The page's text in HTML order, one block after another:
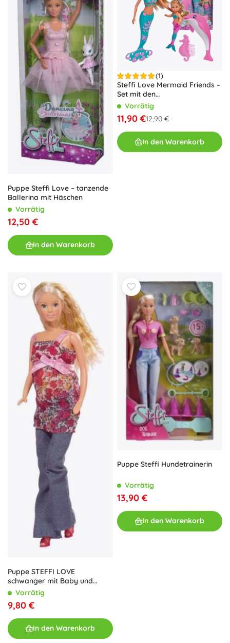
Puppe Steffi Love – tanzende
Ballerina mit Häschen
Vorrätig
12,50 €
In den Warenkorb
(1)
Steffi Love Mermaid Friends –
Set mit den
Meerjungfrauenpuppen Steffi
und Evi mit Delfin und Kamm
Vorrätig
11,90 €12,90 €
In den Warenkorb
Puppe STEFFI LOVE
schwanger mit Baby und
Zubehör
Vorrätig
9,80 €
In den Warenkorb
Puppe Steffi Hundetrainerin
Vorrätig
13,90 €
In den Warenkorb